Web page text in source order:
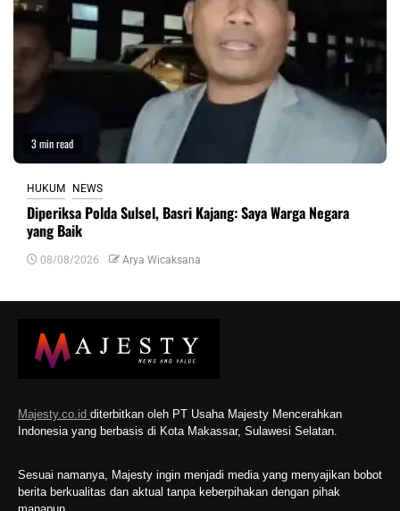
3 min read
HUKUM NEWS
Diperiksa Polda Sulsel, Basri Kajang: Saya Warga Negara
yang Baik
08/08/2026 Arya Wicaksana
Majesty.co.id diterbitkan oleh PT Usaha Majesty Mencerahkan
Indonesia yang berbasis di Kota Makassar, Sulawesi Selatan.
Sesuai namanya, Majesty ingin menjadi media yang menyajikan bobot
berita berkualitas dan aktual tanpa keberpihakan dengan pihak